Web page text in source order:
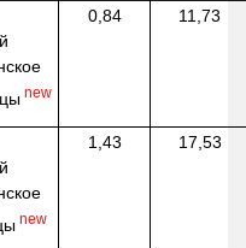
new
0,84 11,73
new
1,43 17,53